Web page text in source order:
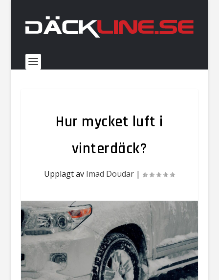
Hur mycket luft i
vinterdäck?
Upplagt av Imad Doudar |